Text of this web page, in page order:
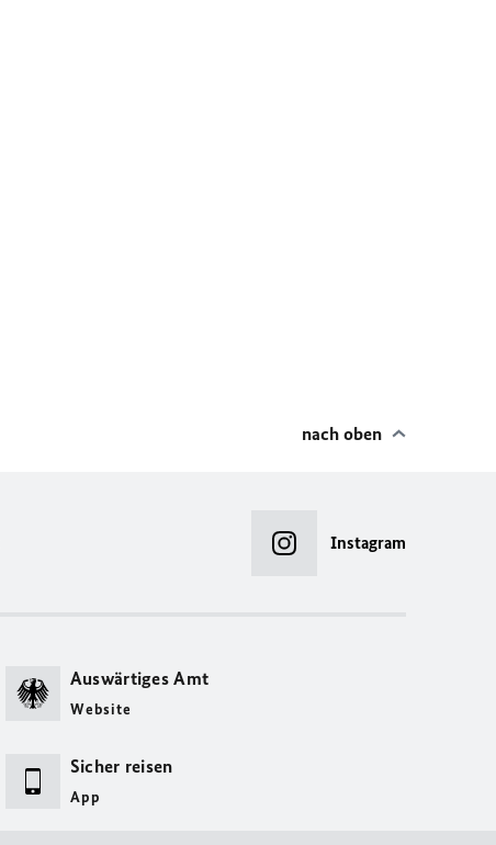
nach oben
Instagram
Auswärtiges Amt
Website
Sicher reisen
App